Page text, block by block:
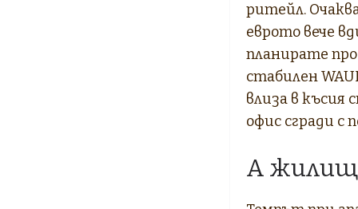
ритейл.
еврото вече
планирате
стабилен
влиза в късия
офис сгради с
А